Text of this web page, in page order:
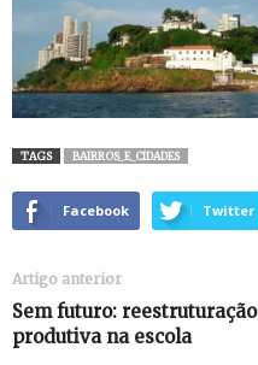
TAGS BAIRROS_E_CIDADES
Facebook Twitter
Artigo anterior
Sem futuro: reestruturação
produtiva na escola